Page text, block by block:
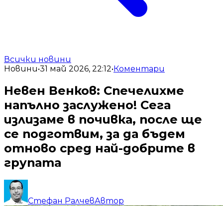
Всички новини
Новини•31 май 2026, 22:12•Коментари
Невен Венков: Спечелихме
напълно заслужено! Сега
излизаме в почивка, после ще
се подготвим, за да бъдем
отново сред най-добрите в
групата
Стефан РалчевАвтор